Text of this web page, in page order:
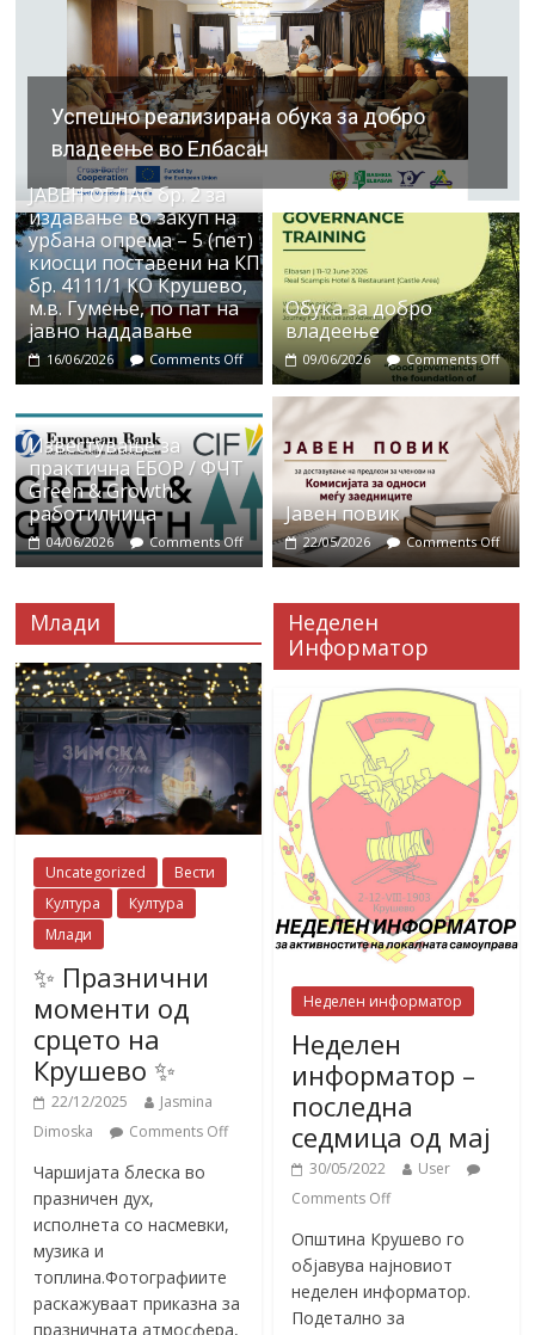
Успешно реализирана обука за добро
владеење во Елбасан
ЈАВЕН ОГЛАС бр. 2 за
издавање во закуп на
урбана опрема – 5 (пет)
киосци поставени на КП
бр. 4111/1 КО Крушево,
м.в. Гумење, по пат на
јавно наддавање
16/06/2026 Comments Off
Обука за добро
владеење
09/06/2026 Comments Off
Известување за
практична ЕБОР / ФЧТ
Green & Growth
работилница
04/06/2026 Comments Off
Јавен повик
22/05/2026 Comments Off
Млади
Uncategorized
Вести
Култура
Култура
Млади
✨ Празнични
моменти од
срцето на
Крушево ✨
22/12/2025
Jasmina
Dimoska
Comments Off
Чаршијата блеска во
празничен дух,
исполнета со насмевки,
музика и
топлина.Фотографиите
раскажуваат приказна за
празничната атмосфера,
Неделен
Информатор
Неделен информатор
Неделен
информатор –
последна
седмица од мај
30/05/2022
User
Comments Off
Општина Крушево го
објавува најновиот
неделен информатор.
Подетално за